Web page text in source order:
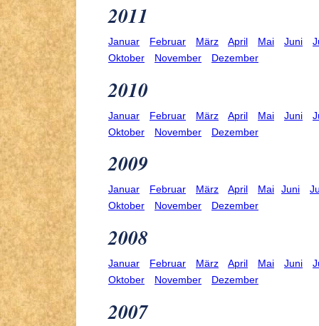
2011
Januar Februar März April Mai Juni
Oktober
November Dezember
2010
Januar Februar März April Mai Juni
Oktober
November Dezember
2009
Januar Februar März April Mai Juni
Oktober
November Dezember
2008
Januar Februar März April Mai Juni
Oktober
November Dezember
2007